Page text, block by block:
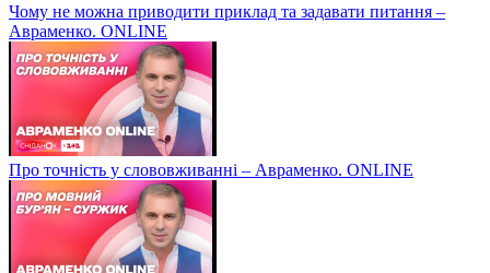
Чому не можна приводити приклад та задавати питання –
Авраменко. ONLINE
Про точність у слововживанні – Авраменко. ONLINE